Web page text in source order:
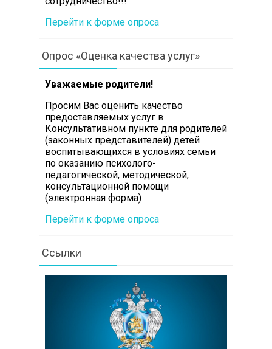
Перейти к форме опроса
Опрос «Оценка качества услуг»
Уважаемые родители!
Просим Вас оценить качество
предоставляемых услуг в
Консультативном пункте для родителей
(законных представителей) детей
воспитывающихся в условиях семьи
по оказанию психолого-
педагогической, методической,
консультационной помощи
(электронная форма)
Перейти к форме опроса
Ссылки